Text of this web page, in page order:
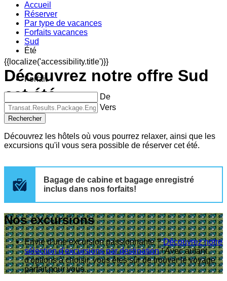
Accueil
Réserver
Par type de vacances
Forfaits vacances
Sud
Été
Découvrez notre offre Sud
cet été
{{localize('accessibility.title')}}
Forfait
De
Vers
Rechercher
Découvrez les hôtels où vous pourrez relaxer, ainsi que les
excursions qu'il vous sera possible de réserver cet été.
Bagage de cabine et bagage enregistré
inclus dans nos forfaits!
Nos excursions
Envie d'une excursion passionnante ?Découvrez notre
sélection d'excursions par destination! Avec autant
d'options à choisir, vous êtes sûr de trouver le voyage
parfait pour vous.